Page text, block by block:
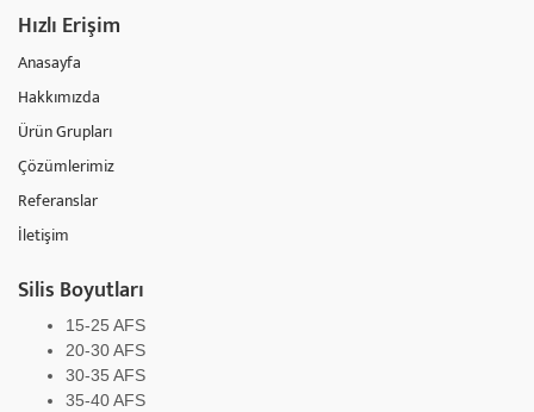
Hızlı Erişim
Anasayfa
Hakkımızda
Ürün Grupları
Çözümlerimiz
Referanslar
İletişim
Silis Boyutları
15-25 AFS
20-30 AFS
30-35 AFS
35-40 AFS